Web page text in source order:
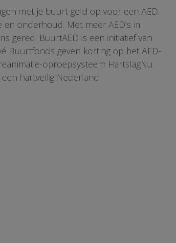
met je buurt geld op voor een AED.
onderhoud. Met meer AED’s in
gered. BuurtAED is een initiatief van
Buurtfonds geven korting op het AED-
oproepsysteem HartslagNu.
hartveilig Nederland.